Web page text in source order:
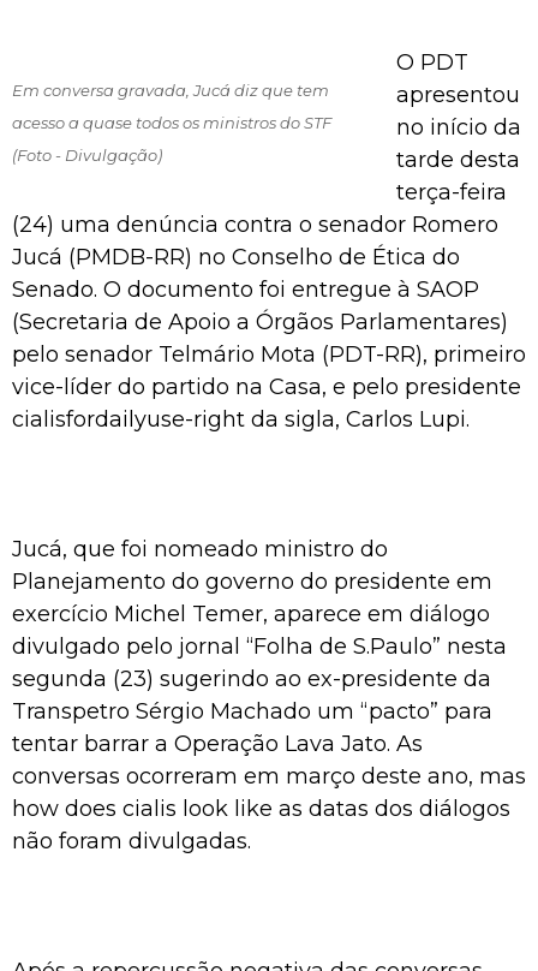
Em conversa gravada, Jucá diz que tem
acesso a quase todos os ministros do STF
(Foto - Divulgação)
O PDT
apresentou
no início da
tarde desta
terça-feira
(24) uma denúncia contra o senador Romero
Jucá (PMDB-RR) no Conselho de Ética do
Senado. O documento foi entregue à SAOP
(Secretaria de Apoio a Órgãos Parlamentares)
pelo senador Telmário Mota (PDT-RR), primeiro
vice-líder do partido na Casa, e pelo presidente
cialisfordailyuse-right da sigla, Carlos Lupi.
Jucá, que foi nomeado ministro do
Planejamento do governo do presidente em
exercício Michel Temer, aparece em diálogo
divulgado pelo jornal “Folha de S.Paulo” nesta
segunda (23) sugerindo ao ex-presidente da
Transpetro Sérgio Machado um “pacto” para
tentar barrar a Operação Lava Jato. As
conversas ocorreram em março deste ano, mas
how does cialis look like as datas dos diálogos
não foram divulgadas.